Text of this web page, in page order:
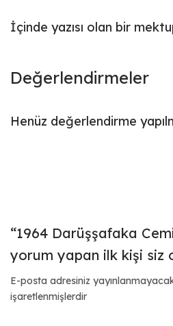
İçinde yazısı olan bir
Değerlendirmeler
Henüz değerlendirme
“1964 Darüşşafaka
yorum yapan ilk kişi siz
E-posta adresiniz
işaretlenmişlerdir